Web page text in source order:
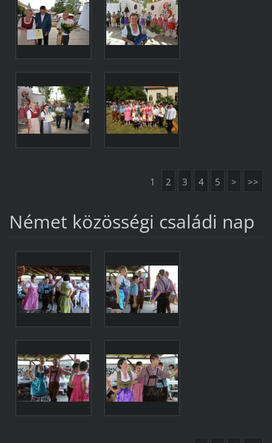
1 2 3 4 5 > >>
Német közösségi családi nap